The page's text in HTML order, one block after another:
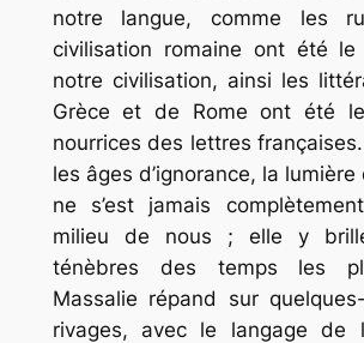
notre langue, comme les
civilisation romaine ont été le
notre civilisation, ainsi les
Grèce et de Rome ont été
nourrices des lettres
les âges d’ignorance, la lumière
ne s’est jamais
milieu de nous ; elle y
ténèbres des temps les
Massalie répand sur
rivages, avec le langage de